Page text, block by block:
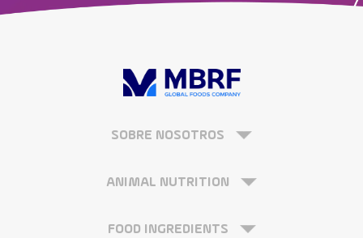
SOBRE NOSOTROS
ANIMAL NUTRITION
FOOD INGREDIENTS